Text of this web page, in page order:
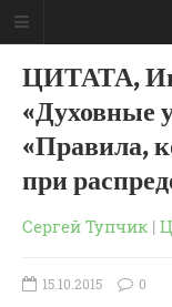
ЦИТАТА,
«Духовные
«Правила,
при
Сергей Тупчик |
15.10.2015 0